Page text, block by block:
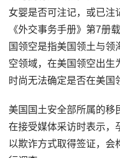
女婴是否可注记，或已注
《外交事务手册》第7册
国领空是指美国领土与领
空领域，在美国领空出生
时尚无法确定是否在美国
美国国土安全部所属的移
在接受媒体采访时表示，
以欺诈方式取得签证，会